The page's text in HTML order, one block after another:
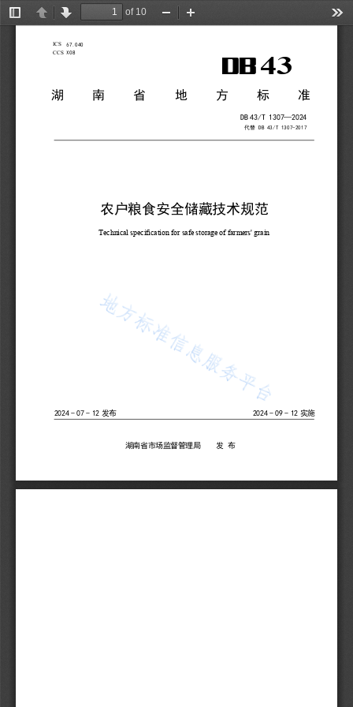
TogglePreviousNext
of 10
Zoom
ICS 67.040
CCS X08 43
湖南省 地方标准
DB 43/T 1307—2024
代替 DB 43/T 1307-2017
农户粮食安全储藏技术规范
Technical specification for safe storage of farmers' grain
2024 - 07 - 12 发布 2024 - 09 - 12 实施
湖南省市场监督管理局 发 布